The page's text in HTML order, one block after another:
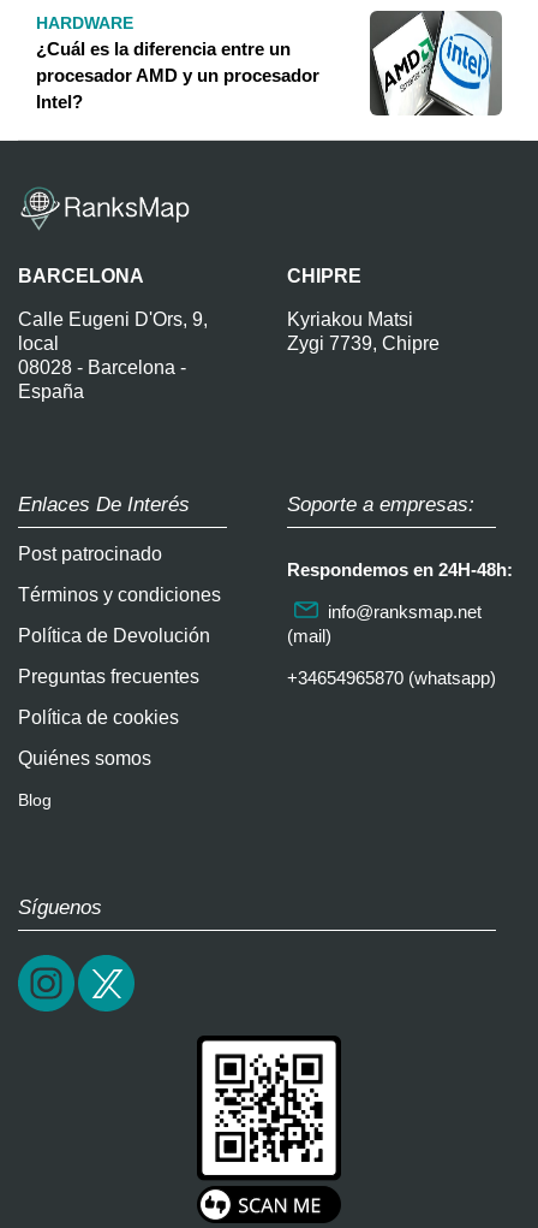
HARDWARE
¿Cuál es la diferencia entre un
procesador AMD y un procesador
Intel?
BARCELONA
Calle Eugeni D'Ors, 9,
local
08028 - Barcelona -
España
CHIPRE
Kyriakou Matsi
Zygi 7739, Chipre
Enlaces De Interés
Post patrocinado
Términos y condiciones
Política de Devolución
Preguntas frecuentes
Política de cookies
Quiénes somos
Blog
Soporte a empresas:
Respondemos en 24H-48h:
info@ranksmap.net
(mail)
+34654965870 (whatsapp)
Síguenos